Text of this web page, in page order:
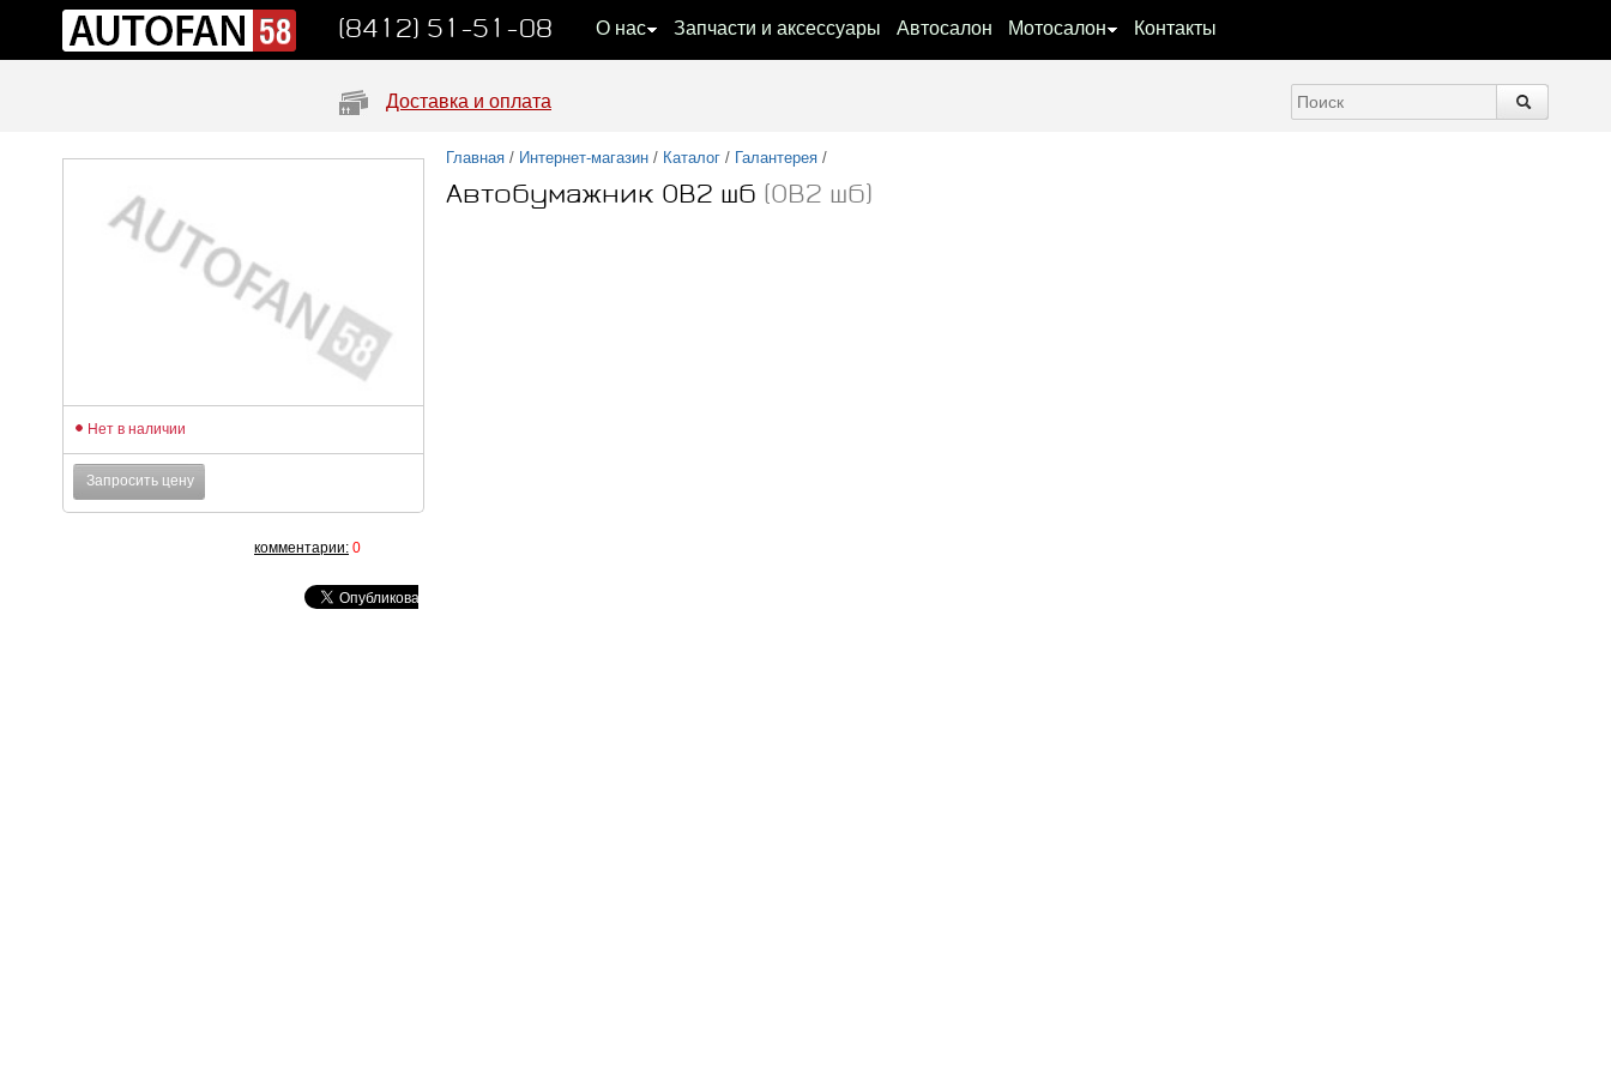
(8412) 51-51-08 О нас Запчасти и аксессуары Автосалон Мотосалон Контакты
Доставка и оплата
Главная / Интернет-магазин / Каталог / Галантерея /
Автобумажник ОВ2 шб (ОВ2 шб)
Нет в наличии
Запросить цену
комментарии: 0